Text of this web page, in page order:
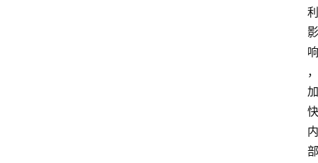
利
影
响
，
加
快
内
部